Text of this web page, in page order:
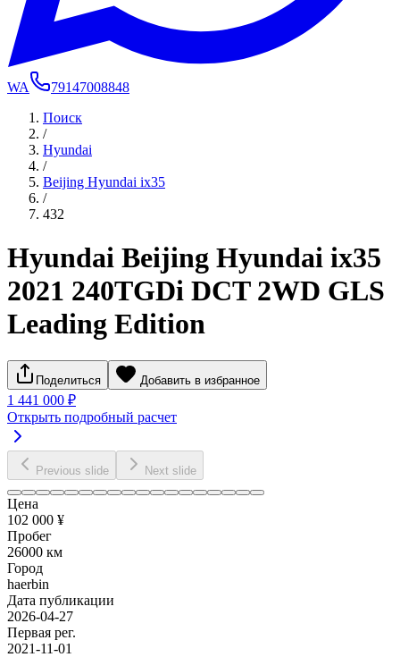
WA
79147008848
Поиск
/
Hyundai
/
Beijing Hyundai ix35
/
432
Hyundai Beijing Hyundai ix35
2021 240TGDi DCT 2WD GLS
Leading Edition
Поделиться Добавить в избранное
1 441 000 ₽
Открыть подробный расчет
Previous slide Next slide
Цена
102 000 ¥
Пробег
26000 км
Город
haerbin
Дата публикации
2026-04-27
Первая рег.
2021-11-01